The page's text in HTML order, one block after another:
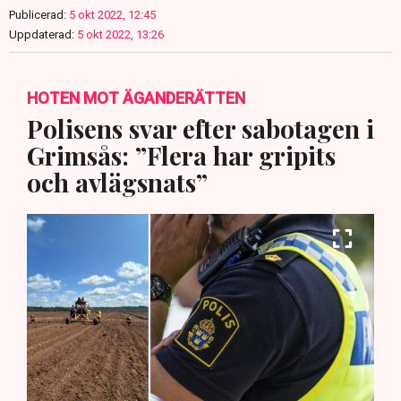
Publicerad: 5 okt 2022, 12:45
Uppdaterad: 5 okt 2022, 13:26
HOTEN MOT ÄGANDERÄTTEN
Polisens svar efter sabotagen i
Grimsås: ”Flera har gripits
och avlägsnats”